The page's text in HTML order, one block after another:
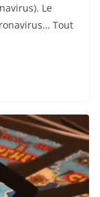
Le
Tout